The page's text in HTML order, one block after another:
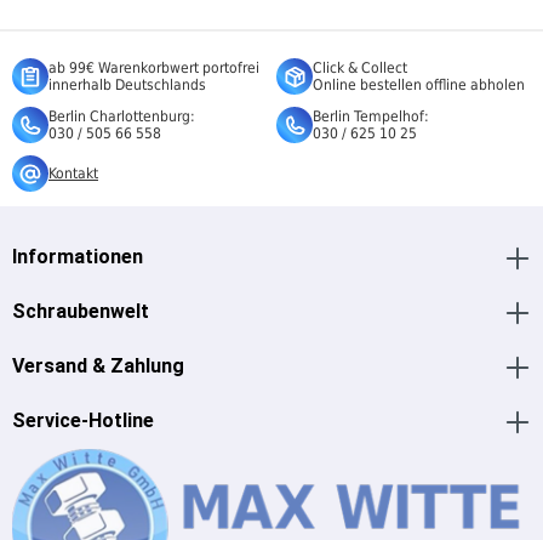
ab 99€ Warenkorbwert portofrei
innerhalb Deutschlands
Click & Collect
Online bestellen offline abholen
Berlin Charlottenburg:
030 / 505 66 558
Berlin Tempelhof:
030 / 625 10 25
Kontakt
Informationen
Schraubenwelt
Versand & Zahlung
Service-Hotline